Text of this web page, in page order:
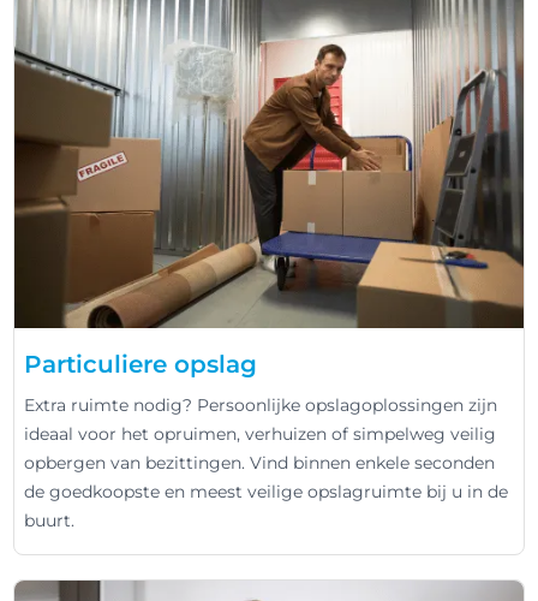
Particuliere opslag
Extra ruimte nodig? Persoonlijke opslagoplossingen zijn
ideaal voor het opruimen, verhuizen of simpelweg veilig
opbergen van bezittingen. Vind binnen enkele seconden
de goedkoopste en meest veilige opslagruimte bij u in de
buurt.